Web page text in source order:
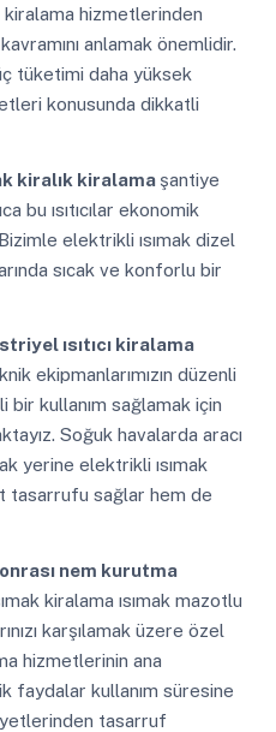
kiralama hizmetlerinden
anlamak önemlidir.
tüketimi daha yüksek
konusunda dikkatli
kiralık kiralama şantiye
bu ısıtıcılar ekonomik
elektrikli ısımak dizel
sıcak ve konforlu bir
ısıtıcı kiralama
ekipmanlarımızın düzenli
bir kullanım sağlamak için
Soğuk havalarda aracı
yerine elektrikli ısımak
tasarrufu sağlar hem de
nem kurutma
kiralama ısımak mazotlu
karşılamak üzere özel
hizmetlerinin ana
faydalar kullanım süresine
tasarruf